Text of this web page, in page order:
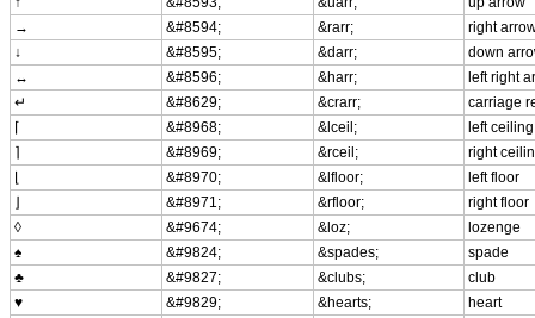
→
&#8594; &rarr;
right
↓
&#8595; &darr;
down
↔
&#8596; &harr;
left right
↵
&#8629; &crarr;
carriage
⌈
&#8968; &lceil;
left ceiling
⌉
&#8969; &rceil;
right
&#8970; &lfloor;
left floor
&#8971; &rfloor;
right floor
◊
&#9674; &loz;
lozenge
♠
&#9824; &spades;
spade
♣
&#9827; &clubs;
club
♥
&#9829; &hearts;
heart